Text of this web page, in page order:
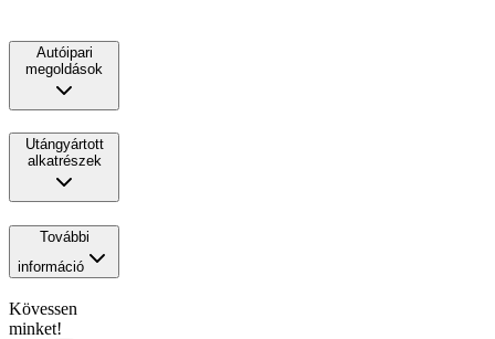
Autóipari
megoldások
Utángyártott
alkatrészek
További
információ
Kövessen
minket!